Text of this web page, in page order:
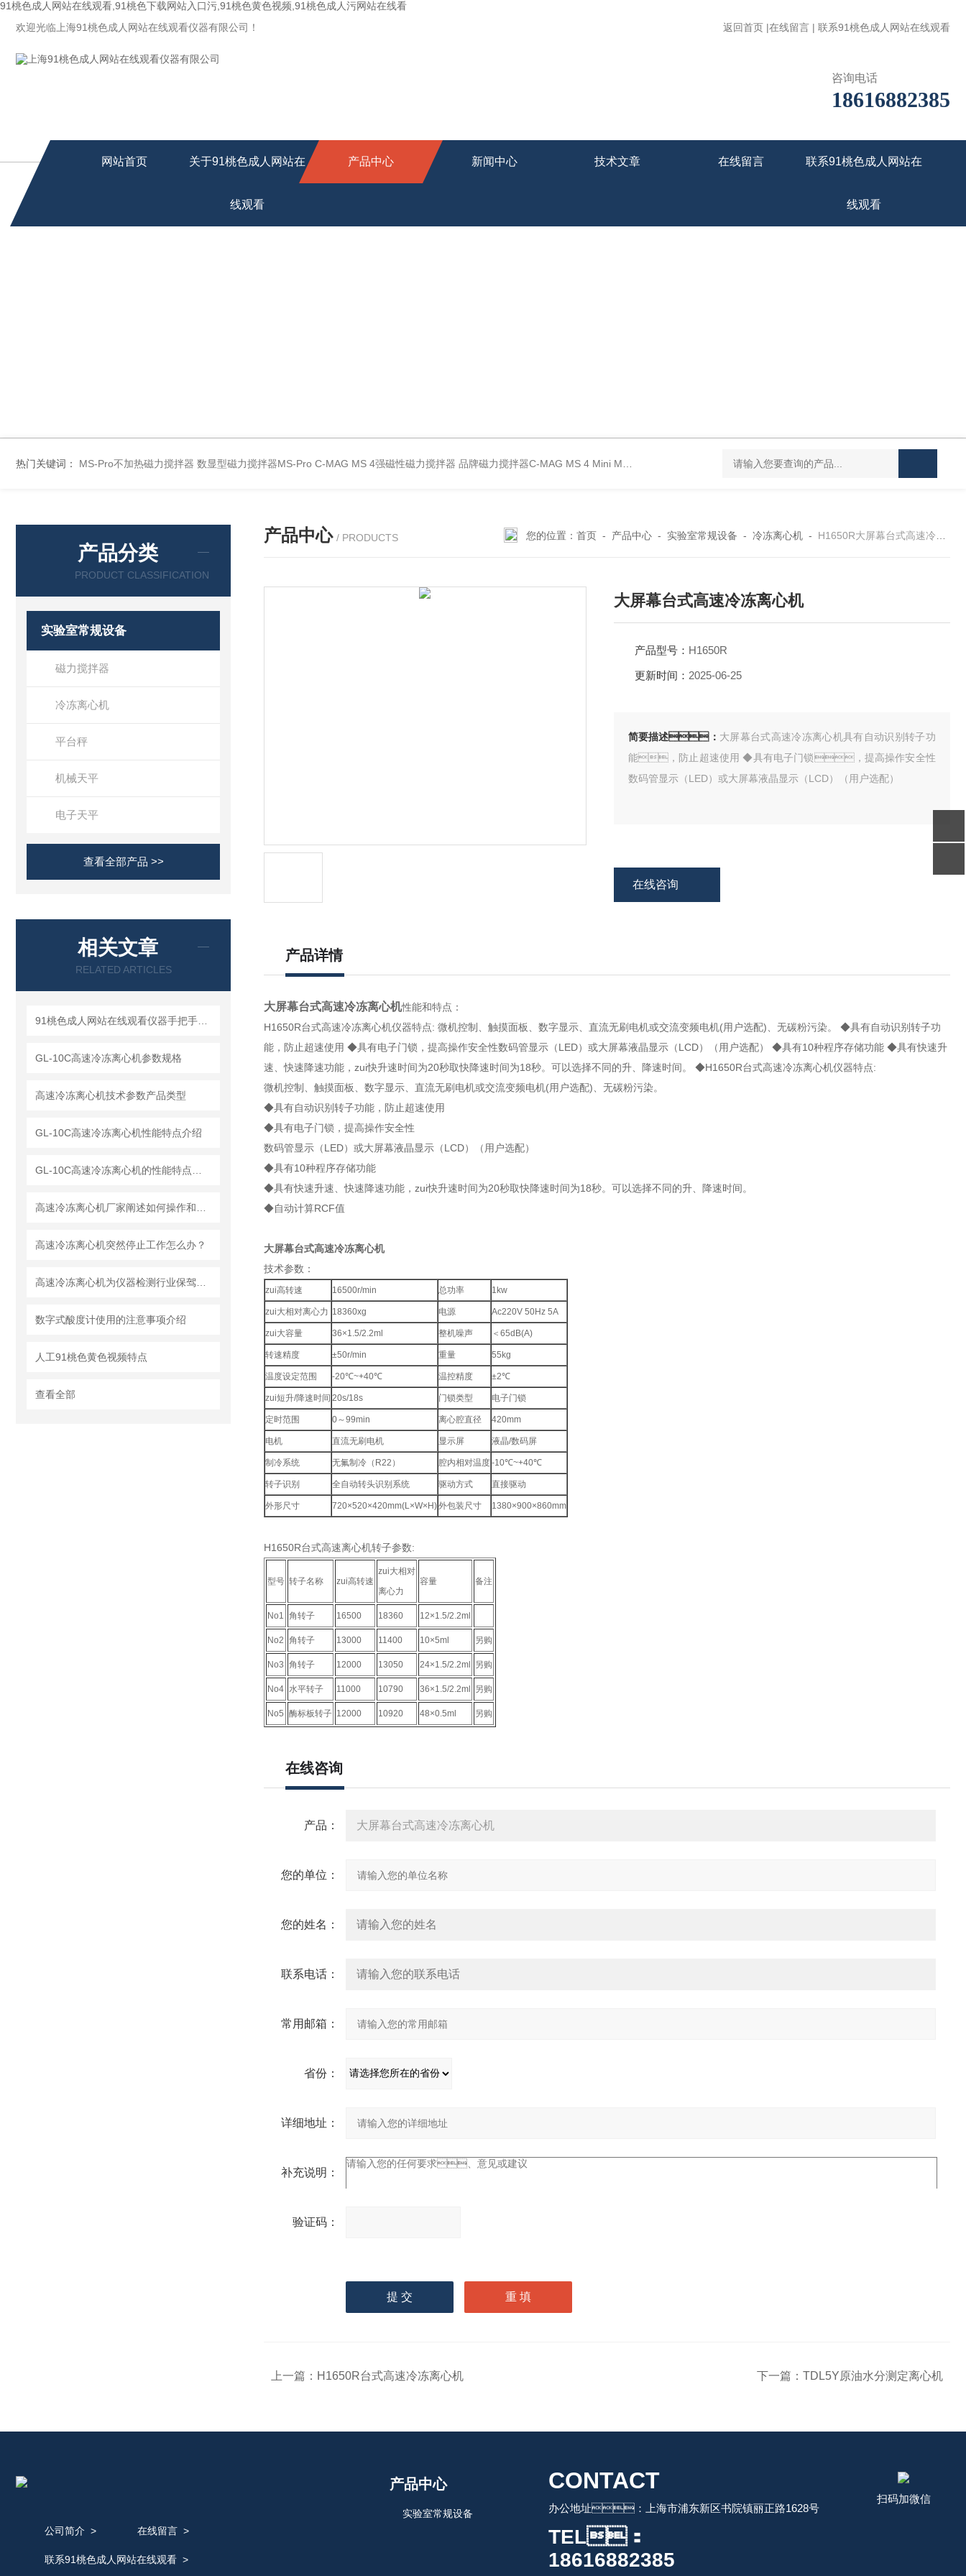
91桃色成人网站在线观看,91桃色下载网站入口污,91桃色黄色视频,91桃色成人污网站在线看
欢迎光临上海91桃色成人网站在线观看仪器有限公司！
返回首页 |在线留言 | 联系91桃色成人网站在线观看
咨询电话
18616882385
网站首页 关于91桃色成人网站在
线观看
产品中心 新闻中心 技术文章 在线留言 联系91桃色成人网站在
线观看
热门关键词： MS-Pro不加热磁力搅拌器 数显型磁力搅拌器MS-Pro C-MAG MS 4强磁性磁力搅拌器 品牌磁力搅拌器C-MAG MS 4 Mini MR standard IKA磁力搅拌器 Mini MR standard IKAMAG磁力搅拌器
产品分类
PRODUCT CLASSIFICATION
实验室常规设备
磁力搅拌器
冷冻离心机
平台秤
机械天平
电子天平
查看全部产品 >>
相关文章
RELATED ARTICLES
GL-10C高速冷冻离心机参数规格
高速冷冻离心机技术参数产品类型
GL-10C高速冷冻离心机性能特点介绍
高速冷冻离心机突然停止工作怎么办？
数字式酸度计使用的注意事项介绍
人工91桃色黄色视频特点
查看全部
产品中心 / PRODUCTS 您的位置： 首页- 产品中心- 实验室常规设备 - 冷冻离心机- H1650R大屏幕台式高速冷冻离心机
大屏幕台式高速冷冻离心机
产品型号： H1650R
更新时间： 2025-06-25
简要描述： 大屏幕台式高速冷冻离心机具有自动识别转子功
能，防止超速使用 ◆具有电子门锁，提高操作安全性
数码管显示（LED）或大屏幕液晶显示（LCD）（用户选配）
在线咨询
产品详情
大屏幕台式高速冷冻离心机性能和特点：
H1650R台式高速冷冻离心机仪器特点: 微机控制、触摸面板、数字显示、直流无刷电机或交流变频电机(用户选配)、无碳粉污染。 ◆具有自动识别转子功
能，防止超速使用 ◆具有电子门锁，提高操作安全性数码管显示（LED）或大屏幕液晶显示（LCD）（用户选配） ◆具有10种程序存储功能 ◆具有快速升
速、快速降速功能，zui快升速时间为20秒取快降速时间为18秒。可以选择不同的升、降速时间。 ◆H1650R台式高速冷冻离心机仪器特点:
微机控制、触摸面板、数字显示、直流无刷电机或交流变频电机(用户选配)、无碳粉污染。
◆具有自动识别转子功能，防止超速使用
◆具有电子门锁，提高操作安全性
数码管显示（LED）或大屏幕液晶显示（LCD）（用户选配）
◆具有10种程序存储功能
◆具有快速升速、快速降速功能，zui快升速时间为20秒取快降速时间为18秒。可以选择不同的升、降速时间。
◆自动计算RCF值
大屏幕台式高速冷冻离心机
技术参数：
zui高转速 16500r/min 总功率 1kw
zui大相对离心力 18360xg 电源 Ac220V 50Hz 5A
zui大容量 36×1.5/2.2ml 整机噪声 ＜65dB(A)
转速精度 ±50r/min 重量 55kg
温度设定范围 -20℃~+40℃ 温控精度 ±2℃
zui短升/降速时间 20s/18s 门锁类型 电子门锁
定时范围 0～99min 离心腔直径 420mm
电机 直流无刷电机 显示屏 液晶/数码屏
制冷系统 无氟制冷（R22） 腔内相对温度-10℃~+40℃
转子识别 全自动转头识别系统 驱动方式 直接驱动
外形尺寸 720×520×420mm(L×W×H)外包装尺寸 1380×900×860mm
H1650R台式高速离心机转子参数:
型号 转子名称 zui高转速
zui大相对
离心力
容量 备注
No1 角转子 16500 18360 12×1.5/2.2ml
No2 角转子 13000 11400 10×5ml 另购
No3 角转子 12000 13050 24×1.5/2.2ml 另购
No4 水平转子 11000 10790 36×1.5/2.2ml 另购
No5 酶标板转子 12000 10920 48×0.5ml 另购
在线咨询
产品：
您的单位：
您的姓名：
联系电话：
常用邮箱：
省份：
详细地址：
补充说明：
验证码：
输入计算结果（填写阿拉
上一篇： H1650R台式高速冷冻离心机 下一篇： TDL5Y原油水分测定离心机
公司简介 > 在线留言>
联系91桃色成人网站在线观看>
产品中心
实验室常规设备
CONTACT
办公地址：上海市浦东新区书院镇丽正路1628号
TEL：
18616882385
扫码加微信